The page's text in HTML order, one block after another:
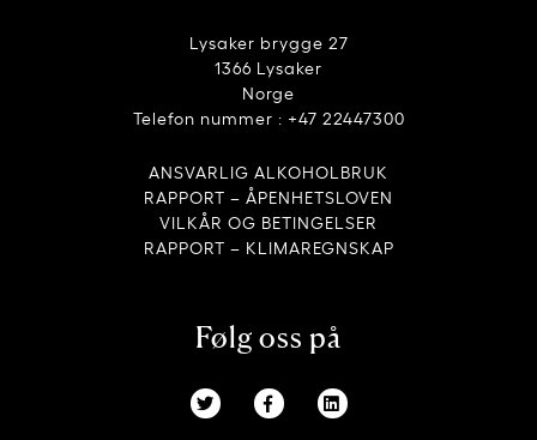
Lysaker brygge 27
1366 Lysaker
Norge
Telefon nummer : +47 22447300
ANSVARLIG ALKOHOLBRUK
RAPPORT – ÅPENHETSLOVEN
VILKÅR OG BETINGELSER
RAPPORT – KLIMAREGNSKAP
Følg oss på